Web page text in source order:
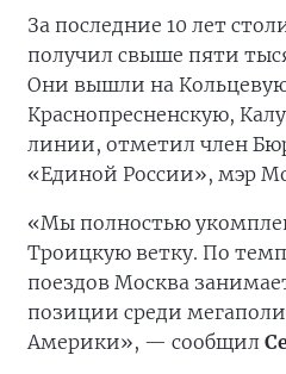
За последние 10 лет
получил свыше пяти
Они вышли на
Краснопресненскую,
линии, отметил член
«Единой России», мэр
«Мы полностью
Троицкую ветку. По
поездов Москва
позиции среди
Америки», — сообщил